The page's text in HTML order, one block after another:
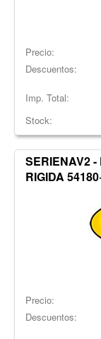
Precio:
Descuentos:
Imp. Total:
Stock:
SERIENAV2 -
RIGIDA
Precio:
Descuentos: